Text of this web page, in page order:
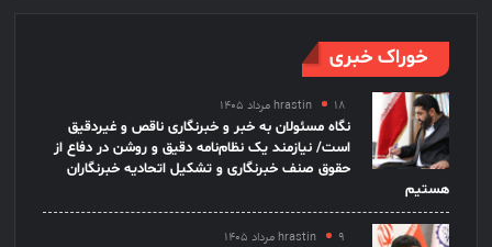
خوراک خبری
hrastin ۱۸ مرداد ۱۴۰۵
نگاه مسئولان به خبر و خبرنگاری ناقص و غیردقیق
است/ نیازمند یک نظام‌نامه دقیق و روشن در دفاع از
حقوق صنف خبرنگاری و تشکیل اتحادیه خبرنگاران
هستیم
hrastin ۹ مرداد ۱۴۰۵